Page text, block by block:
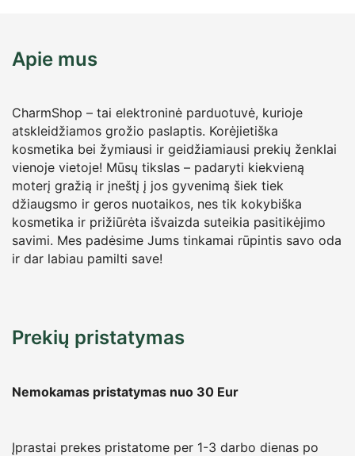
Apie mus
CharmShop – tai elektroninė parduotuvė, kurioje
atskleidžiamos grožio paslaptis. Korėjietiška
kosmetika bei žymiausi ir geidžiamiausi prekių ženklai
vienoje vietoje! Mūsų tikslas – padaryti kiekvieną
moterį gražią ir įneštį į jos gyvenimą šiek tiek
džiaugsmo ir geros nuotaikos, nes tik kokybiška
kosmetika ir prižiūrėta išvaizda suteikia pasitikėjimo
savimi. Mes padėsime Jums tinkamai rūpintis savo oda
ir dar labiau pamilti save!
Prekių pristatymas
Nemokamas pristatymas nuo 30 Eur
Įprastai prekes pristatome per 1-3 darbo dienas po